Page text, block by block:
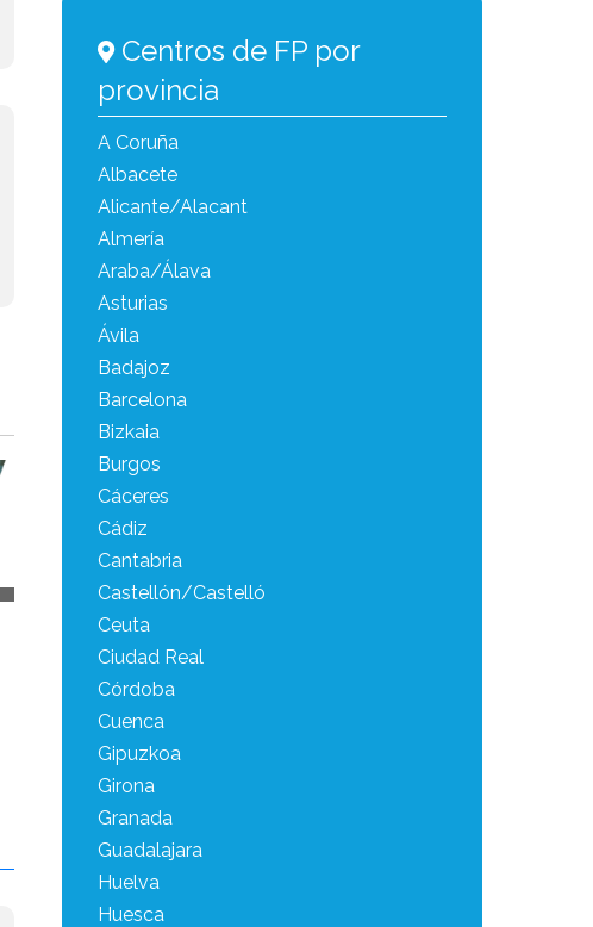
Centros de FP por
provincia
A Coruña
Albacete
Alicante/Alacant
Almería
Araba/Álava
Asturias
Ávila
Badajoz
Barcelona
Bizkaia
Burgos
Cáceres
Cádiz
Cantabria
Castellón/Castelló
Ceuta
Ciudad Real
Córdoba
Cuenca
Gipuzkoa
Girona
Granada
Guadalajara
Huelva
Huesca